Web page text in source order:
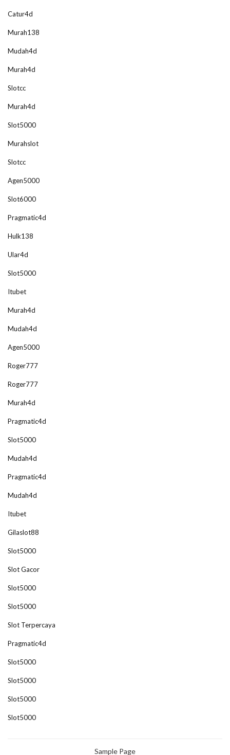
Catur4d
Murah138
Mudah4d
Murah4d
Slotcc
Murah4d
Slot5000
Murahslot
Slotcc
Agen5000
Slot6000
Pragmatic4d
Hulk138
Ular4d
Slot5000
Itubet
Murah4d
Mudah4d
Agen5000
Roger777
Roger777
Murah4d
Pragmatic4d
Slot5000
Mudah4d
Pragmatic4d
Mudah4d
Itubet
Gilaslot88
Slot5000
Slot Gacor
Slot5000
Slot5000
Slot Terpercaya
Pragmatic4d
Slot5000
Slot5000
Slot5000
Slot5000
Sample Page